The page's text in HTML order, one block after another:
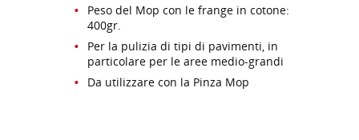
Peso del Mop con le frange in cotone:
400gr.
Per la pulizia di tipi di pavimenti, in
particolare per le aree medio-grandi
Da utilizzare con la Pinza Mop